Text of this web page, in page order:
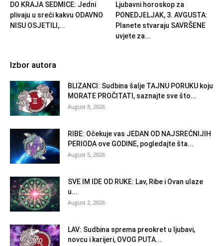
DO KRAJA SEDMICE: Jedni
plivaju u sreći kakvu ODAVNO
NISU OSJETILI,...
Ljubavni horoskop za
PONEDJELJAK, 3. AVGUSTA:
Planete stvaraju SAVRŠENE
uvjete za...
Izbor autora
BLIZANCI: Sudbina šalje TAJNU PORUKU koju
MORATE PROČITATI, saznajte sve što...
August 8, 2026
RIBE: Očekuje vas JEDAN OD NAJSREĆNIJIH
PERIODA ove GODINE, pogledajte šta...
August 5, 2026
SVE IM IDE OD RUKE: Lav, Ribe i Ovan ulaze
u...
August 2, 2026
LAV: Sudbina sprema preokret u ljubavi,
novcu i karijeri, OVOG PUTA...